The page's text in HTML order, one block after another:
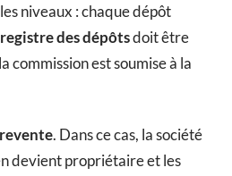
niveaux : chaque dépôt
registre des dépôtsdoit être
commission est soumise à la
. Dans ce cas, la société
devient propriétaire et les